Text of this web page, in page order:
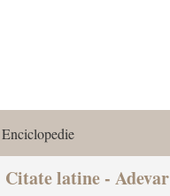
Enciclopedie
Citate latine - Adevar